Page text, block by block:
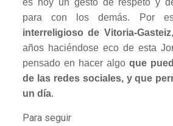
para con los demás. Por
interreligioso de Vitoria-Gasteiz
años haciéndose eco de esta
pensado en hacer algo que
de las redes sociales, y que
un día.
Para seguir